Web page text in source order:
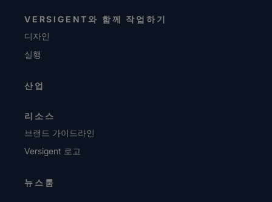
VERSIGENT와 함께 작업하기
디자인
실행
산업
리소스
브랜드 가이드라인
Versigent 로고
뉴스룸